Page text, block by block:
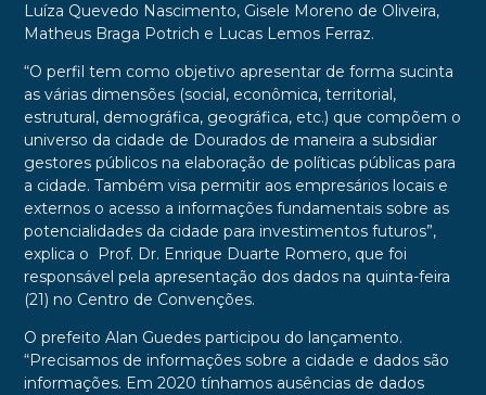
Luíza Quevedo Nascimento, Gisele Moreno de Oliveira,
Matheus Braga Potrich e Lucas Lemos Ferraz.
“O perfil tem como objetivo apresentar de forma sucinta
as várias dimensões (social, econômica, territorial,
estrutural, demográfica, geográfica, etc.) que compõem o
universo da cidade de Dourados de maneira a subsidiar
gestores públicos na elaboração de políticas públicas para
a cidade. Também visa permitir aos empresários locais e
externos o acesso a informações fundamentais sobre as
potencialidades da cidade para investimentos futuros”,
explica o Prof. Dr. Enrique Duarte Romero, que foi
responsável pela apresentação dos dados na quinta-feira
(21) no Centro de Convenções.
O prefeito Alan Guedes participou do lançamento.
“Precisamos de informações sobre a cidade e dados são
informações. Em 2020 tínhamos ausências de dados